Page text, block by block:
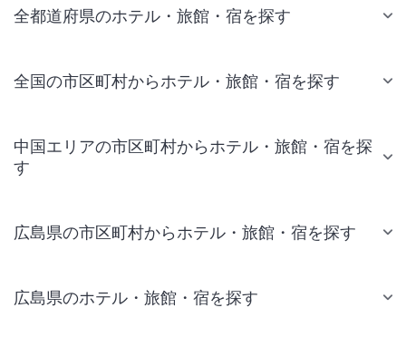
全都道府県のホテル・旅館・宿を探す
全国の市区町村からホテル・旅館・宿を探す
中国エリアの市区町村からホテル・旅館・宿を探
す
広島県の市区町村からホテル・旅館・宿を探す
広島県のホテル・旅館・宿を探す